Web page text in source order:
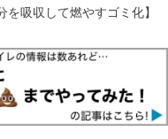
吸収して燃やすゴミ化】